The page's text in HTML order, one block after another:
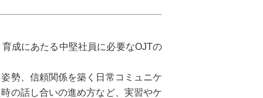
成にあたる中堅社員に必要なOJTの
勢、信頼関係を築く日常コミュニケ
の話し合いの進め方など、実習やケ